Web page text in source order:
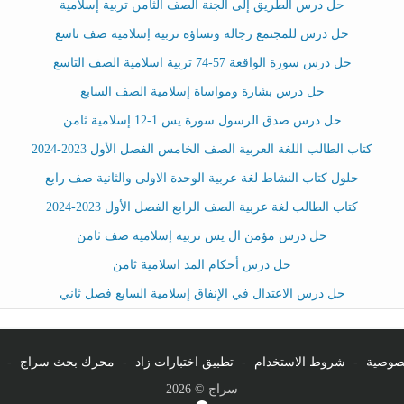
حل درس الطريق إلى الجنة الصف الثامن تربية إسلامية
حل درس للمجتمع رجاله ونساؤه تربية إسلامية صف تاسع
حل درس سورة الواقعة 57-74 تربية اسلامية الصف التاسع
حل درس بشارة ومواساة إسلامية الصف السابع
حل درس صدق الرسول سورة يس 1-12 إسلامية ثامن
كتاب الطالب اللغة العربية الصف الخامس الفصل الأول 2023-2024
حلول كتاب النشاط لغة عربية الوحدة الاولى والثانية صف رابع
كتاب الطالب لغة عربية الصف الرابع الفصل الأول 2023-2024
حل درس مؤمن ال يس تربية إسلامية صف ثامن
حل درس أحكام المد اسلامية ثامن
حل درس الاعتدال في الإنفاق إسلامية السابع فصل ثاني
- شروط الاستخدام - تطبيق اختبارات زاد - محرك بحث سراج -
سراج © 2026